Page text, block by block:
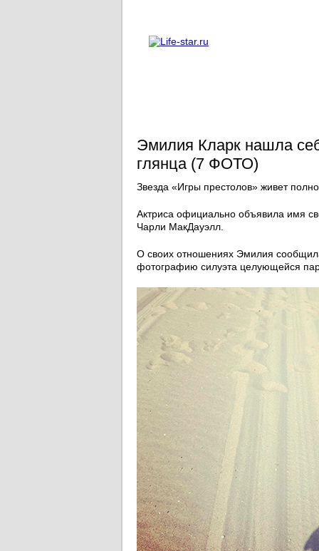
Эмилия Кларк нашла
глянца (7 ФОТО)
Звезда «Игры престолов» живет
Актриса официально объявила имя
Чарли МакДауэлл.
О своих отношениях Эмилия
фотографию силуэта целующейся